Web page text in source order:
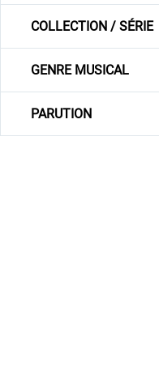
COLLECTION / SÉRIE
GENRE MUSICAL
PARUTION